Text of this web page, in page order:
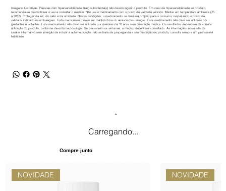
Imagens ilustrativas. Pessoas com hipersensibilidade à(às) substância(s) não devem ingerir o produto. Em caso de hipersensibilidade ao produto,
recomenda-se descontinuar o uso e consultar o médico. Não use o medicamento com o prazo de validade vencido. Manter em temperatura ambiente (15
a 30ºC). Proteger da luz, do calor e da umidade. Nestas condições, o medicamento se manterá próprio para o consumo, respeitando o prazo de
validade indicado na embalagem. Todo medicamento deve ser mantido fora do alcance das crianças. Este medicamento não deve ser utilizado por
gestantes e lactantes. Este medicamento não deve ser utilizado por menores de 18 anos sem orientação médica. Os resultados dependem da correta
utilização do produto, conforme descrito na posologia. Se persistirem os sintomas, o médico deverá ser consultado. As informações acima são de
caráter informativo sem intenção de induzir a automedicação, não se trata de propaganda e sim descrição do produto, consulte sempre um profissional
habilitado.
Carregando...
Compre junto
NOVIDADE NOVIDADE